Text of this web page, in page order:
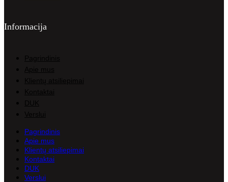
Informacija
Pagrindinis
Apie mus
Klientų atsiliepimai
Kontaktai
DUK
Verslui
Pagrindinis
Apie mus
Klientų atsiliepimai
Kontaktai
DUK
Verslui